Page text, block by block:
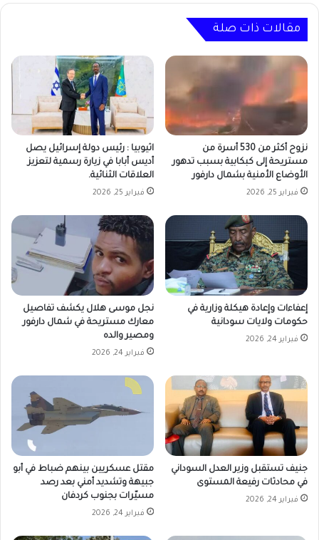
مقالات ذات صلة
نزوح أكثر من 530 أسرة من
مستريحة إلى كبكابية بسبب تدهور
الأوضاع الأمنية بشمال دارفور
فبراير 25, 2026
اثيوبيا : رئيس دولة إسرائيل يصل
أديس أبابا في زيارة رسمية لتعزيز
العلاقات الثنائية.
فبراير 25, 2026
إعفاءات وإعادة هيكلة وزارية في
حكومات ولايات سودانية
فبراير 24, 2026
نجل موسى هلال يكشف تفاصيل
معارك مستريحة في شمال دارفور
ومصير والده
فبراير 24, 2026
جنيف تستقبل وزير العدل السوداني
في محادثات رفيعة المستوى
فبراير 24, 2026
مقتل عسكريين بينهم ضباط في أبو
جبيهة وتشديد أمني بعد رصد
مسيّرات بجنوب كردفان
فبراير 24, 2026